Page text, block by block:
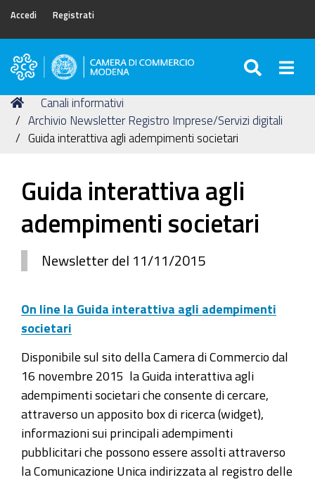
Accedi Registrati
Camera
Commercio
di
Modena
Tu
sei
qui:
Home
Canali informativi
Archivio Newsletter Registro Imprese/Servizi digitali
Guida interattiva agli adempimenti societari
Guida interattiva agli
adempimenti societari
Newsletter del 11/11/2015
On line la Guida interattiva agli adempimenti
societari
Disponibile sul sito della Camera di Commercio dal
16 novembre 2015 la Guida interattiva agli
adempimenti societari che consente di cercare,
attraverso un apposito box di ricerca (widget),
informazioni sui principali adempimenti
pubblicitari che possono essere assolti attraverso
la Comunicazione Unica indirizzata al registro delle